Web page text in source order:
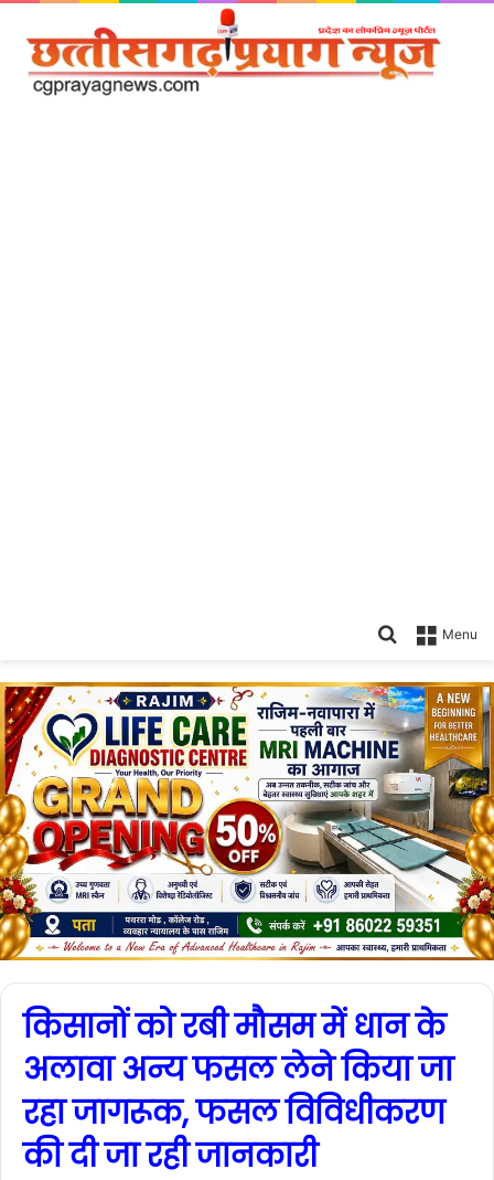
Menu
Search
किसानों को रबी मौसम में धान के
अलावा अन्य फसल लेने किया जा
रहा जागरूक, फसल विविधीकरण
की दी जा रही जानकारी